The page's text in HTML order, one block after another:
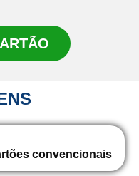
convencionais